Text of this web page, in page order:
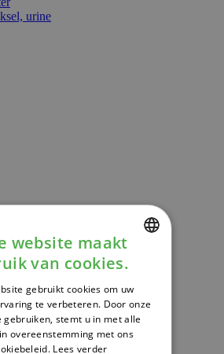
urine
DUTCH
FRENCH
ENGLISH
website maakt
van cookies.
gebruikt cookies om uw
te verbeteren. Door onze
gebruiken, stemt u in met alle
overeenstemming met ons
Lees verder